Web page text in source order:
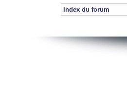
Index du forum